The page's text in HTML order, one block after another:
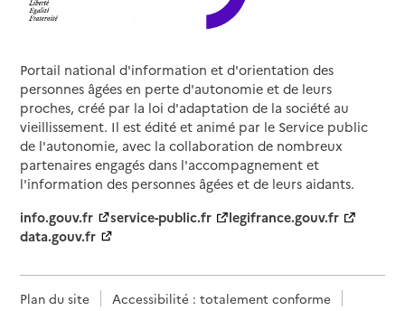
Portail national d'information et d'orientation des
personnes âgées en perte d'autonomie et de leurs
proches, créé par la loi d'adaptation de la société au
vieillissement. Il est édité et animé par le Service public
de l'autonomie, avec la collaboration de nombreux
partenaires engagés dans l'accompagnement et
l'information des personnes âgées et de leurs aidants.
info.gouv.fr
service-public.fr
legifrance.gouv.fr
data.gouv.fr
Plan du site
Accessibilité : totalement conforme